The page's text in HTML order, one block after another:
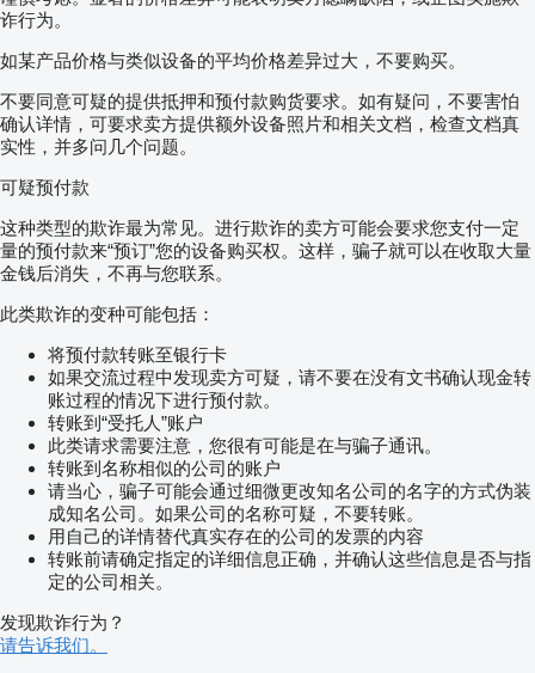
РУССКИЙ
显示联系方式LASZLO - MAGYAR
显示联系方式COSTEL - ROMÂNĂ
(Romana facem toate formalitatile pt export inclusiv nr)
Ref. nr : 9600
诈行为。
如某产品价格与类似设备的平均价格差异过大，不要购买。
不要同意可疑的提供抵押和预付款购货要求。如有疑问，不要害怕
确认详情，可要求卖方提供额外设备照片和相关文档，检查文档真
实性，并多问几个问题。
可疑预付款
这种类型的欺诈最为常见。进行欺诈的卖方可能会要求您支付一定
量的预付款来“预订”您的设备购买权。这样，骗子就可以在收取大量
金钱后消失，不再与您联系。
此类欺诈的变种可能包括：
将预付款转账至银行卡
如果交流过程中发现卖方可疑，请不要在没有文书确认现金转
账过程的情况下进行预付款。
转账到“受托人”账户
此类请求需要注意，您很有可能是在与骗子通讯。
转账到名称相似的公司的账户
请当心，骗子可能会通过细微更改知名公司的名字的方式伪装
成知名公司。如果公司的名称可疑，不要转账。
用自己的详情替代真实存在的公司的发票的内容
转账前请确定指定的详细信息正确，并确认这些信息是否与指
定的公司相关。
发现欺诈行为？
请告诉我们。